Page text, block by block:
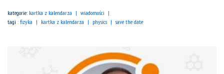
kategorie: kartka z kalendarza
wiadomości
tagi : fizyka kartka z kalendarza physics save the date